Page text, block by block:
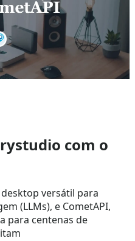
com o
versátil para
(LLMs), e CometAPI,
para centenas de